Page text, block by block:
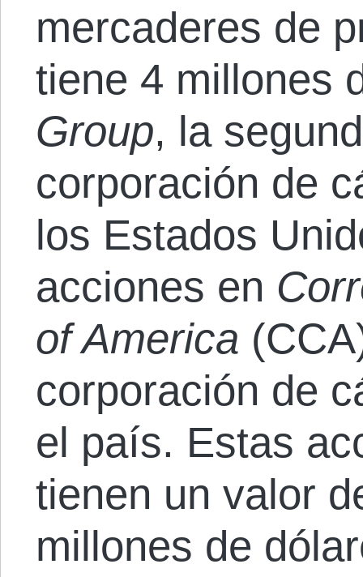
mercaderes de
tiene 4 millones
Group, la
corporación de
los Estados
acciones en
of America
corporación de
el país. Estas
tienen un valor
millones de